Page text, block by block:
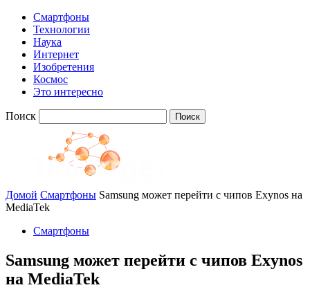
Смартфоны
Технологии
Наука
Интернет
Изобретения
Космос
Это интересно
Поиск
Домой Смартфоны Samsung может перейти с чипов Exynos на
MediaTek
Смартфоны
Samsung может перейти с чипов Exynos
на MediaTek